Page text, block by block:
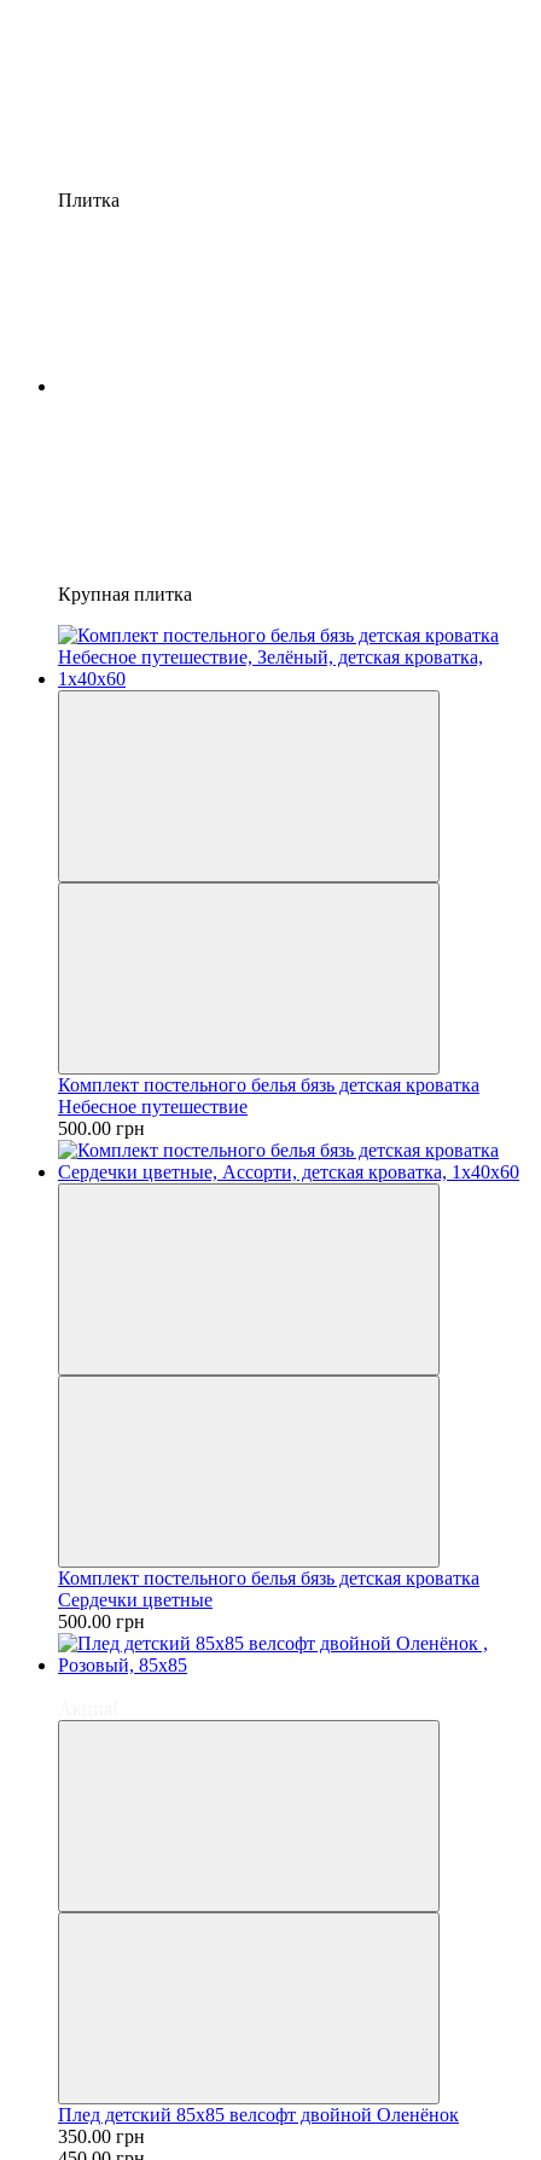
Плитка
Крупная плитка
Комплект постельного белья бязь детская кроватка
Небесное путешествие
500.00 грн
Комплект постельного белья бязь детская кроватка
Сердечки цветные
500.00 грн
Плед детский 85х85 велсофт двойной Оленёнок
350.00 грн